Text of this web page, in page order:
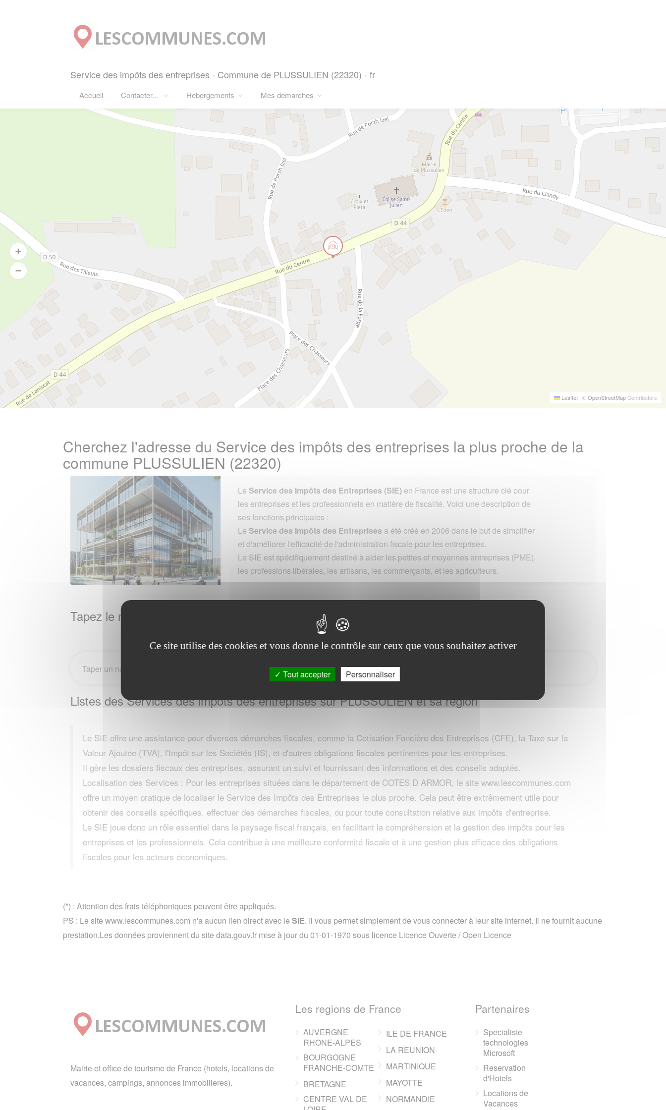
Service des impôts des entreprises - Commune de PLUSSULIEN (22320) - fr
Accueil Contacter... Hebergements Mes demarches
Leaflet | ©OpenStreetMapContributors
Cherchez l'adresse du Service des impôts des entreprises la plus proche de la
commune PLUSSULIEN (22320)
Le Service des Impôts des Entreprises (SIE)en France est une structure clé pour
les entreprises et les professionnels en matière de fiscalité. Voici une description de
ses fonctions principales :
Le Service des Impôts des Entreprises a été créé en 2006 dans le but de simplifier
et d'améliorer l'efficacité de l'administration fiscale pour les entreprises.
Le SIE est spécifiquement destiné à aider les petites et moyennes entreprises (PME),
les professions libérales, les artisans, les commerçants, et les agriculteurs.
Tapez le nom de la Ville / Commune
Listes des Services des impôts des entreprises sur PLUSSULIEN et sa region
Le SIE offre une assistance pour diverses démarches fiscales, comme la Cotisation Foncière des Entreprises (CFE), la Taxe sur la
Valeur Ajoutée (TVA), l'Impôt sur les Sociétés (IS), et d'autres obligations fiscales pertinentes pour les entreprises.
Il gère les dossiers fiscaux des entreprises, assurant un suivi et fournissant des informations et des conseils adaptés.
Localisation des Services : Pour les entreprises situées dans le département de COTES D ARMOR, le site www.lescommunes.com
offre un moyen pratique de localiser le Service des Impôts des Entreprises le plus proche. Cela peut être extrêmement utile pour
obtenir des conseils spécifiques, effectuer des démarches fiscales, ou pour toute consultation relative aux impôts d'entreprise.
Le SIE joue donc un rôle essentiel dans le paysage fiscal français, en facilitant la compréhension et la gestion des impôts pour les
entreprises et les professionnels. Cela contribue à une meilleure conformité fiscale et à une gestion plus efficace des obligations
fiscales pour les acteurs économiques.
(*) : Attention des frais téléphoniques peuvent être appliqués.
PS : Le site www.lescommunes.com n'a aucun lien direct avec le SIE. Il vous permet simplement de vous connecter à leur site internet. Il ne fournit aucune
prestation.Les données proviennent du site data.gouv.fr mise à jour du 01-01-1970 sous licence Licence Ouverte / Open Licence
Mairie et office de tourisme de France (hotels, locations de
vacances, campings, annonces immobilieres).
Les regions de France
AUVERGNE
RHONE-ALPES
BOURGOGNE
FRANCHE-COMTE
BRETAGNE
CENTRE VAL DE
ILE DE FRANCE
LA REUNION
MARTINIQUE
MAYOTTE
NORMANDIE
Partenaires
Specialiste
technologies
Microsoft
Reservation
d'Hotels
Locations de
Vacances
Ce site utilise des cookies et vous donne le contrôle sur ceux que vous souhaitez activer
Tout accepter Personnaliser